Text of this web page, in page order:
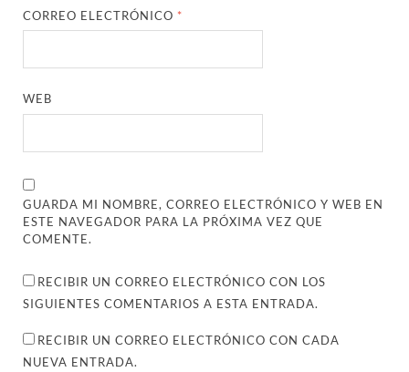
CORREO ELECTRÓNICO *
WEB
GUARDA MI NOMBRE, CORREO ELECTRÓNICO Y WEB EN
ESTE NAVEGADOR PARA LA PRÓXIMA VEZ QUE
COMENTE.
RECIBIR UN CORREO ELECTRÓNICO CON LOS
SIGUIENTES COMENTARIOS A ESTA ENTRADA.
RECIBIR UN CORREO ELECTRÓNICO CON CADA
NUEVA ENTRADA.